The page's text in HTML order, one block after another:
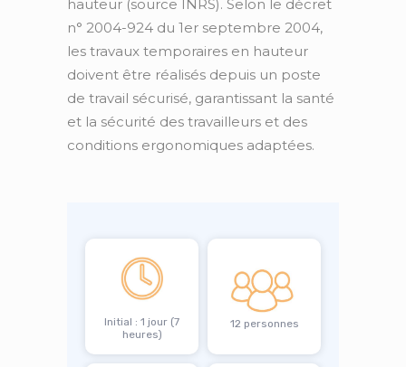
hauteur (source INRS). Selon le décret
n° 2004-924 du 1er septembre 2004,
les travaux temporaires en hauteur
doivent être réalisés depuis un poste
de travail sécurisé, garantissant la santé
et la sécurité des travailleurs et des
conditions ergonomiques adaptées.
Initial : 1 jour (7
heures)
12 personnes